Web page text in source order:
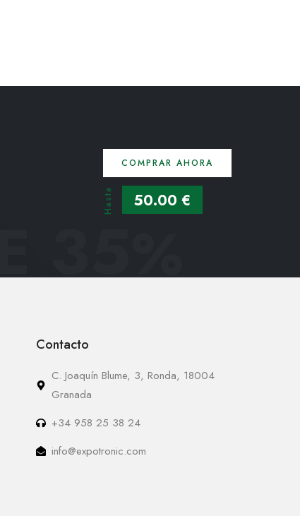
COMPRAR AHORA
Hasta 50.00 €
35%
Contacto
C. Joaquín Blume, 3, Ronda, 18004
Granada
+34 958 25 38 24
info@expotronic.com